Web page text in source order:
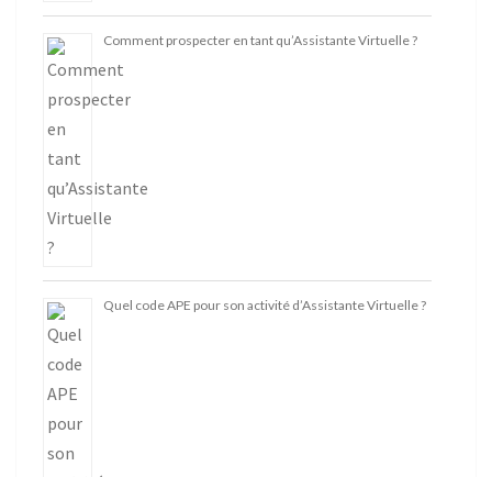
Comment prospecter en tant qu’Assistante Virtuelle ?
Quel code APE pour son activité d’Assistante Virtuelle ?